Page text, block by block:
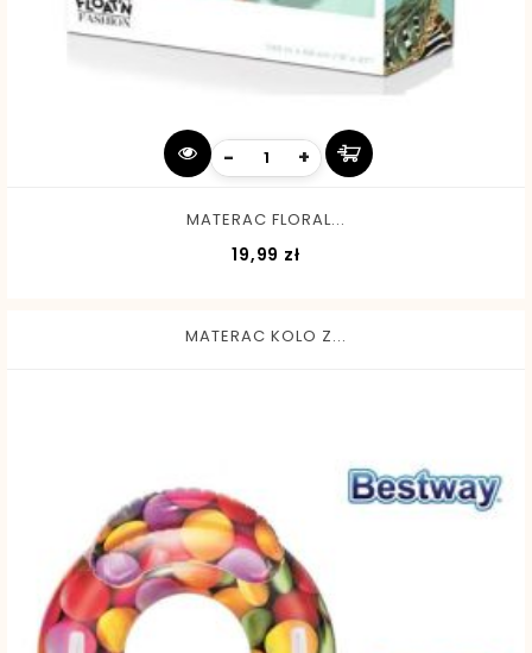
- +
MATERAC FLORAL...
19,99 zł
MATERAC KOLO Z...